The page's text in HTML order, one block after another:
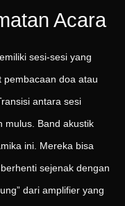
Acara
sesi-sesi yang
pembacaan doa atau
antara sesi
mulus. Band akustik
ini. Mereka bisa
sejenak dengan
dari amplifier yang